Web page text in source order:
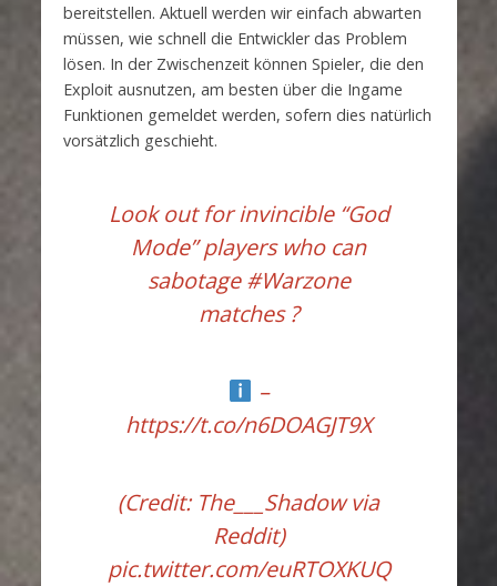
bereitstellen. Aktuell werden wir einfach abwarten
müssen, wie schnell die Entwickler das Problem
lösen. In der Zwischenzeit können Spieler, die den
Exploit ausnutzen, am besten über die Ingame
Funktionen gemeldet werden, sofern dies natürlich
vorsätzlich geschieht.
Look out for invincible “God
Mode” players who can
sabotage#Warzone
matches ?
–
https://t.co/n6DOAGJT9X
(Credit: The___Shadow via
Reddit)
pic.twitter.com/euRTOXKUQ